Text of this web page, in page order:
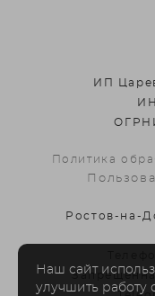
ИП
Политика
Ростов-на-
Наш сайт
улучшить работу